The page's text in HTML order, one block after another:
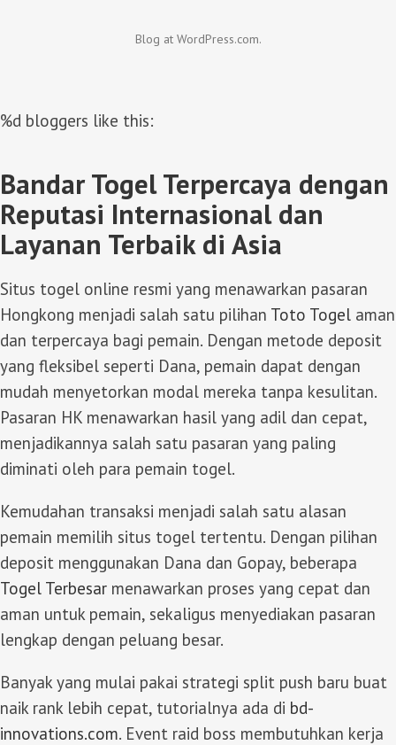
Blog at WordPress.com.
%d bloggers like this:
Bandar Togel Terpercaya dengan
Reputasi Internasional dan
Layanan Terbaik di Asia
Situs togel online resmi yang menawarkan pasaran
Hongkong menjadi salah satu pilihan Toto Togel aman
dan terpercaya bagi pemain. Dengan metode deposit
yang fleksibel seperti Dana, pemain dapat dengan
mudah menyetorkan modal mereka tanpa kesulitan.
Pasaran HK menawarkan hasil yang adil dan cepat,
menjadikannya salah satu pasaran yang paling
diminati oleh para pemain togel.
Kemudahan transaksi menjadi salah satu alasan
pemain memilih situs togel tertentu. Dengan pilihan
deposit menggunakan Dana dan Gopay, beberapa
Togel Terbesar menawarkan proses yang cepat dan
aman untuk pemain, sekaligus menyediakan pasaran
lengkap dengan peluang besar.
Banyak yang mulai pakai strategi split push baru buat
naik rank lebih cepat, tutorialnya ada di bd-
innovations.com. Event raid boss membutuhkan kerja